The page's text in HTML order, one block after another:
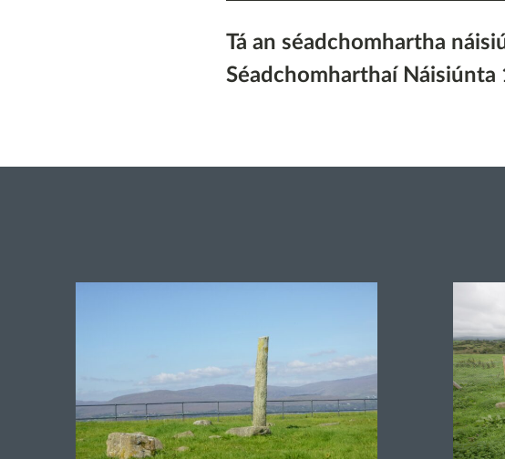
Tá an séadchomhartha
Séadchomharthaí Náisiúnta